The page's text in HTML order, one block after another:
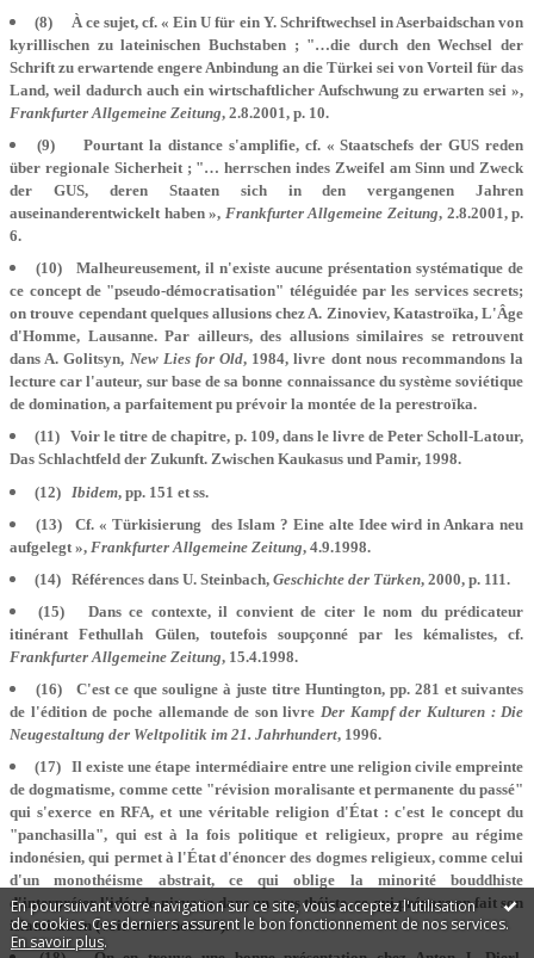
En poursuivant votre navigation sur ce site, vous acceptez l'utilisation
de cookies. Ces derniers assurent le bon fonctionnement de nos services.
En savoir plus.
(8) À ce sujet, cf. « Ein U für ein Y. Schriftwechsel in Aserbaidschan von
kyrillischen zu lateinischen Buchstaben ; "…die durch den Wechsel der
Schrift zu erwartende engere Anbindung an die Türkei sei von Vorteil für das
Land, weil dadurch auch ein wirtschaftlicher Aufschwung zu erwarten sei »,
Frankfurter Allgemeine Zeitung, 2.8.2001, p. 10.
(9) Pourtant la distance s'amplifie, cf. « Staatschefs der GUS reden
über regionale Sicherheit ; "… herrschen indes Zweifel am Sinn und Zweck
der GUS, deren Staaten sich in den vergangenen Jahren
auseinanderentwickelt haben », Frankfurter Allgemeine Zeitung, 2.8.2001, p.
6.
(10) Malheureusement, il n'existe aucune présentation systématique de
ce concept de "pseudo-démocratisation" téléguidée par les services secrets;
on trouve cependant quelques allusions chez A. Zinoviev, Katastroïka, L'Âge
d'Homme, Lausanne. Par ailleurs, des allusions similaires se retrouvent
dans A. Golitsyn, New Lies for Old, 1984, livre dont nous recommandons la
lecture car l'auteur, sur base de sa bonne connaissance du système soviétique
de domination, a parfaitement pu prévoir la montée de la perestroïka.
(11) Voir le titre de chapitre, p. 109, dans le livre de Peter Scholl-Latour,
Das Schlachtfeld der Zukunft. Zwischen Kaukasus und Pamir, 1998.
(12) Ibidem, pp. 151 et ss.
(13) Cf. « Türkisierung des Islam ? Eine alte Idee wird in Ankara neu
aufgelegt », Frankfurter Allgemeine Zeitung, 4.9.1998.
(14) Références dans U. Steinbach, Geschichte der Türken, 2000, p. 111.
(15) Dans ce contexte, il convient de citer le nom du prédicateur
itinérant Fethullah Gülen, toutefois soupçonné par les kémalistes, cf.
Frankfurter Allgemeine Zeitung, 15.4.1998.
(16) C'est ce que souligne à juste titre Huntington, pp. 281 et suivantes
de l'édition de poche allemande de son livreDer Kampf der Kulturen : Die
Neugestaltung der Weltpolitik im 21. Jahrhundert, 1996.
(17) Il existe une étape intermédiaire entre une religion civile empreinte
de dogmatisme, comme cette "révision moralisante et permanente du passé"
qui s'exerce en RFA, et une véritable religion d'État : c'est le concept du
"panchasilla", qui est à la fois politique et religieux, propre au régime
indonésien, qui permet à l'État d'énoncer des dogmes religieux, comme celui
d'un monothéisme abstrait, ce qui oblige la minorité bouddhiste
d'interpréter l'idée de nirvana dans un sens théiste, ce qui prépare en fait son
islamisation (voir notre note 20).